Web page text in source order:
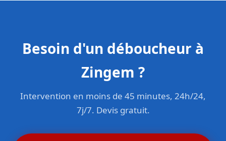
Besoin d'un déboucheur à
Zingem ?
Intervention en moins de 45 minutes, 24h/24,
7j/7. Devis gratuit.